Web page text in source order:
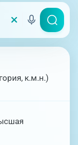
к.м.н.)